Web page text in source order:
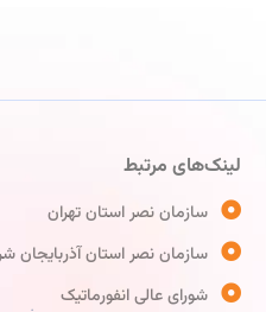
لینک‌های مرتبط
سازمان نصر استان تهران
سازمان نصر استان آذربایجان
شورای عالی انفورماتیک